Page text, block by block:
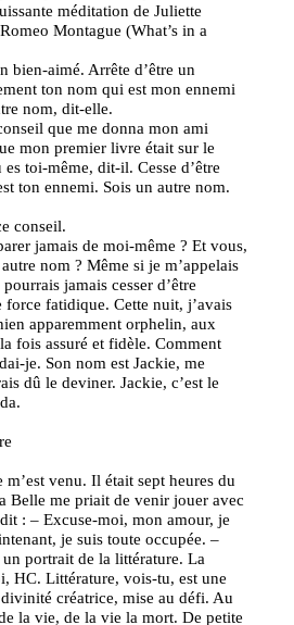
méditation de Juliette
Montague (What’s in a
bien-aimé. Arrête d’être un
ton nom qui est mon ennemi
nom, dit-elle.
que me donna mon ami
mon premier livre était sur le
toi-même, dit-il. Cesse d’être
ton ennemi. Sois un autre nom.
conseil.
jamais de moi-même ? Et vous,
nom ? Même si je m’appelais
jamais cesser d’être
fatidique. Cette nuit, j’avais
apparemment orphelin, aux
fois assuré et fidèle. Comment
je. Son nom est Jackie, me
dû le deviner. Jackie, c’est le
venu. Il était sept heures du
Belle me priait de venir jouer avec
: – Excuse-moi, mon amour, je
je suis toute occupée. –
portrait de la littérature. La
HC. Littérature, vois-tu, est une
créatrice, mise au défi. Au
la vie, de la vie la mort. De petite